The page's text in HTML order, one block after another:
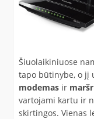
Šiuolaikiniuose
tapo būtinybe, o jį
modemasir
vartojami kartu ir
skirtingos. Vienas